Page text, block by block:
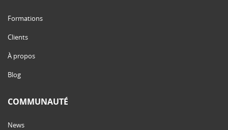
Formations
Clients
À propos
Blog
COMMUNAUTÉ
News